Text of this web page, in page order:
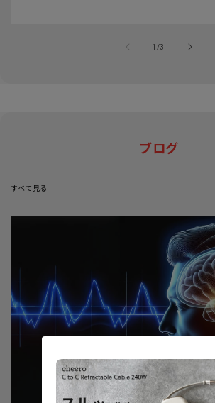
1 /
の3
ブログ
すべて見る